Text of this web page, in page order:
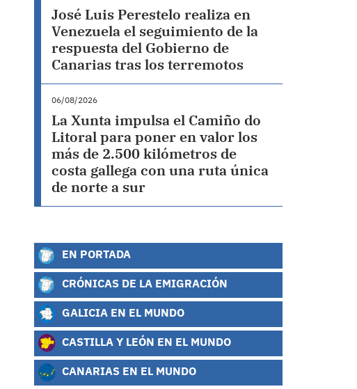
José Luis Perestelo realiza en
Venezuela el seguimiento de la
respuesta del Gobierno de
Canarias tras los terremotos
06/08/2026
La Xunta impulsa el Camiño do
Litoral para poner en valor los
más de 2.500 kilómetros de
costa gallega con una ruta única
de norte a sur
EN PORTADA
CRÓNICAS DE LA EMIGRACIÓN
GALICIA EN EL MUNDO
CASTILLA Y LEÓN EN EL MUNDO
CANARIAS EN EL MUNDO